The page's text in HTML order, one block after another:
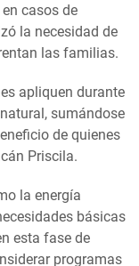
casos de
la necesidad de
las familias.
apliquen durante
sumándose
de quienes
Priscila.
la energía
básicas
esta fase de
programas